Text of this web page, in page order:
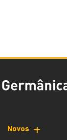
Novos